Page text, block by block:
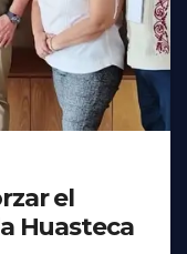
el
Huasteca